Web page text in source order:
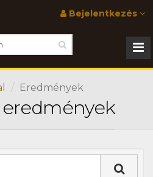
Bejelentkezés
Eredmények
eredmények